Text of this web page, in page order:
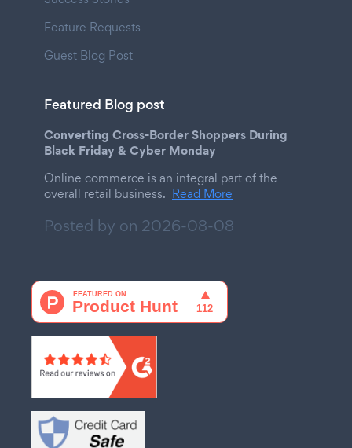
Feature Requests
Guest Blog Post
Featured Blog post
Converting Cross-Border Shoppers During
Black Friday & Cyber Monday
Online commerce is an integral part of the
overall retail business. Read More
Posted by on 2026-08-08